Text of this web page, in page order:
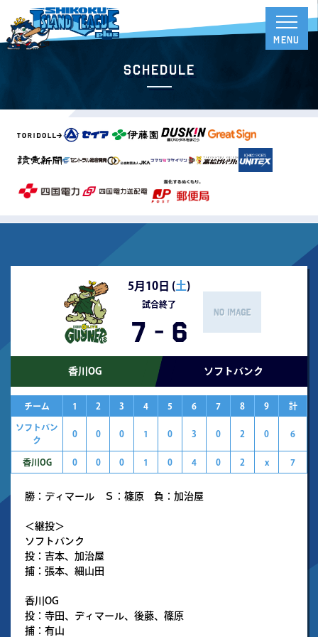
Schedule
5月10日 (土)
試合終了
7 - 6
香川OG ソフトバンク
チーム 1 2 3 4 5 6 7 8 9 計
ソフトバン
ク
0 0 0 1 0 3 0 2 0 6
香川OG 0 0 0 1 0 4 0 2 x 7
勝：ディマール Ｓ：篠原 負：加治屋
＜継投＞
ソフトバンク
投：吉本、加治屋
捕：張本、細山田
香川OG
投：寺田、ディマール、後藤、篠原
捕：有山